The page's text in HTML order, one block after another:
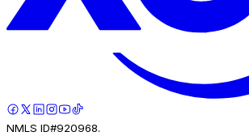
NMLS ID#920968.